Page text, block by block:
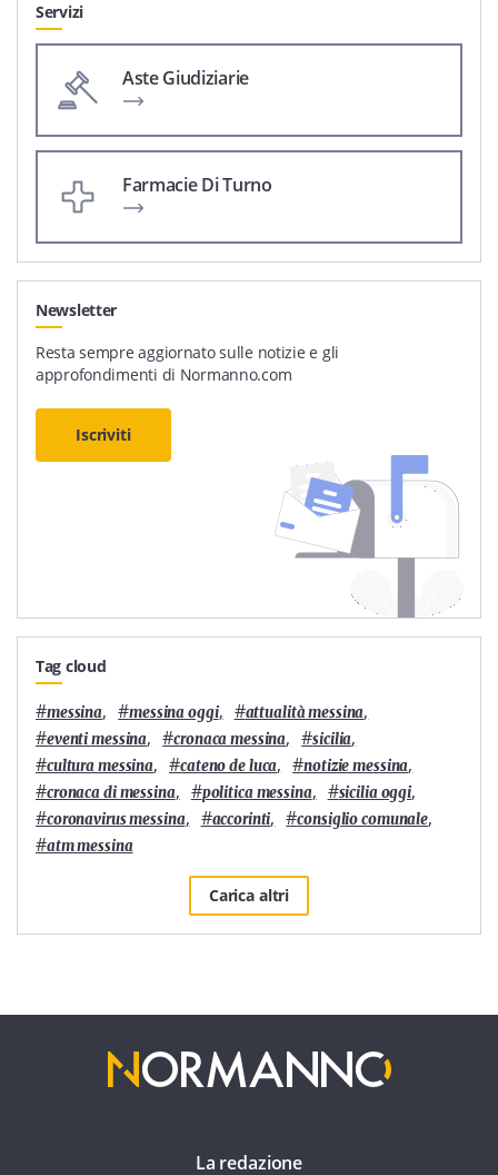
Servizi
Aste Giudiziarie
Farmacie Di Turno
Newsletter
Resta sempre aggiornato sulle notizie e gli
approfondimenti di Normanno.com
Iscriviti
Tag cloud
#messina, #messina oggi, #attualità messina,
#eventi messina, #cronaca messina, #sicilia,
#cultura messina, #cateno de luca, #notizie messina,
#cronaca di messina, #politica messina, #sicilia oggi,
#coronavirus messina, #accorinti, #consiglio comunale,
#atm messina
Carica altri
La redazione